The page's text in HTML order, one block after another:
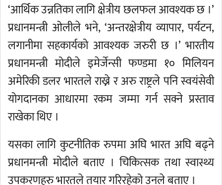
‘आर्थिक उन्नतिका लागि क्षेत्रीय छलफल आवश्यक छ ।’
प्रधानमन्त्री ओलीले भने, ‘अन्तरक्षेत्रीय व्यापार, पर्यटन,
लगानीमा सहकार्यको आवश्यक जरुरी छ ।’ भारतीय
प्रधानमन्त्री मोदीले इमेर्जेन्सी फण्डमा १० मिलियन
अमेरिकी डलर भारतले राख्ने र अरु राष्ट्रले पनि स्वयंसेवी
योगदानका आधारमा रकम जम्मा गर्न सक्ने प्रस्ताव
राखेका थिए ।
यसका लागि कुटनीतिक रुपमा अघि भारत अघि बढ्ने
प्रधानमन्त्री मोदीले बताए । चिकित्सक तथा स्वास्थ्य
उपकरणहरु भारतले तयार गरिरहेको उनले बताए ।